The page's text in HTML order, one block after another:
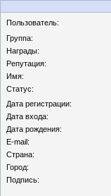
Пользователь:
Группа:
Награды:
Репутация:
Имя:
Статус:
Дата регистрации:
Дата входа:
Дата рождения:
E-mail:
Страна:
Город:
Подпись: